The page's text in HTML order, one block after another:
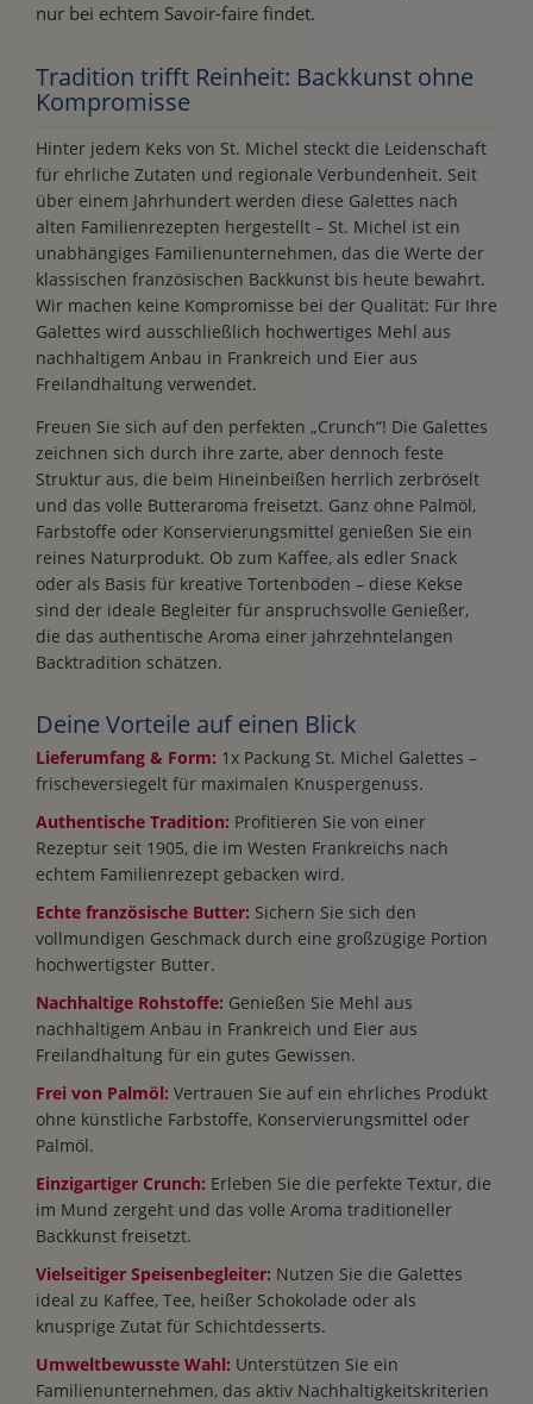
nur bei echtem Savoir-faire findet.
Tradition trifft Reinheit: Backkunst ohne
Kompromisse
Hinter jedem Keks von St. Michel steckt die Leidenschaft
für ehrliche Zutaten und regionale Verbundenheit. Seit
über einem Jahrhundert werden diese Galettes nach
alten Familienrezepten hergestellt – St. Michel ist ein
unabhängiges Familienunternehmen, das die Werte der
klassischen französischen Backkunst bis heute bewahrt.
Wir machen keine Kompromisse bei der Qualität: Für Ihre
Galettes wird ausschließlich hochwertiges Mehl aus
nachhaltigem Anbau in Frankreich und Eier aus
Freilandhaltung verwendet.
Freuen Sie sich auf den perfekten „Crunch“! Die Galettes
zeichnen sich durch ihre zarte, aber dennoch feste
Struktur aus, die beim Hineinbeißen herrlich zerbröselt
und das volle Butteraroma freisetzt. Ganz ohne Palmöl,
Farbstoffe oder Konservierungsmittel genießen Sie ein
reines Naturprodukt. Ob zum Kaffee, als edler Snack
oder als Basis für kreative Tortenböden – diese Kekse
sind der ideale Begleiter für anspruchsvolle Genießer,
die das authentische Aroma einer jahrzehntelangen
Backtradition schätzen.
Deine Vorteile auf einen Blick
Lieferumfang & Form: 1x Packung St. Michel Galettes –
frischeversiegelt für maximalen Knuspergenuss.
Authentische Tradition: Profitieren Sie von einer
Rezeptur seit 1905, die im Westen Frankreichs nach
echtem Familienrezept gebacken wird.
Echte französische Butter: Sichern Sie sich den
vollmundigen Geschmack durch eine großzügige Portion
hochwertigster Butter.
Nachhaltige Rohstoffe: Genießen Sie Mehl aus
nachhaltigem Anbau in Frankreich und Eier aus
Freilandhaltung für ein gutes Gewissen.
Frei von Palmöl: Vertrauen Sie auf ein ehrliches Produkt
ohne künstliche Farbstoffe, Konservierungsmittel oder
Palmöl.
Einzigartiger Crunch: Erleben Sie die perfekte Textur, die
im Mund zergeht und das volle Aroma traditioneller
Backkunst freisetzt.
Vielseitiger Speisenbegleiter: Nutzen Sie die Galettes
ideal zu Kaffee, Tee, heißer Schokolade oder als
knusprige Zutat für Schichtdesserts.
Umweltbewusste Wahl: Unterstützen Sie ein
Familienunternehmen, das aktiv Nachhaltigkeitskriterien